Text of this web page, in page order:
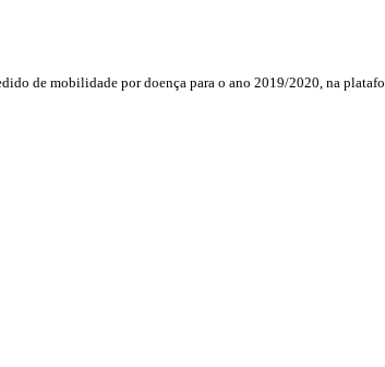
de mobilidade por doença para o ano 2019/2020, na